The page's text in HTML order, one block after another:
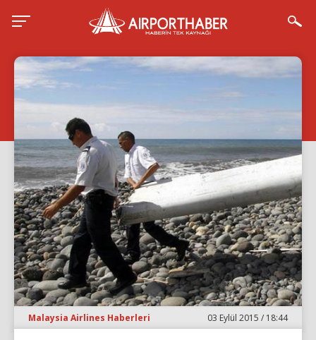
Malaysia Airlines Haberleri 03 Eylül 2015 / 18:44